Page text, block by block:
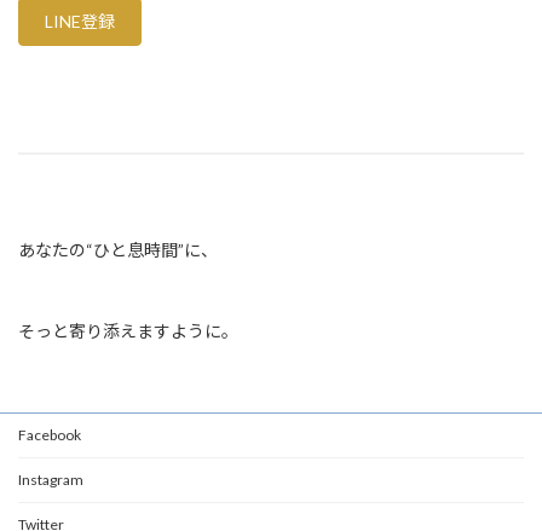
LINE登録
あなたの“ひと息時間”に、
そっと寄り添えますように。
Facebook
Instagram
Twitter